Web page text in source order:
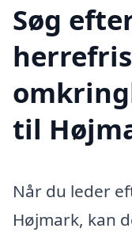
Søg
til
Når du leder
Højmark, kan